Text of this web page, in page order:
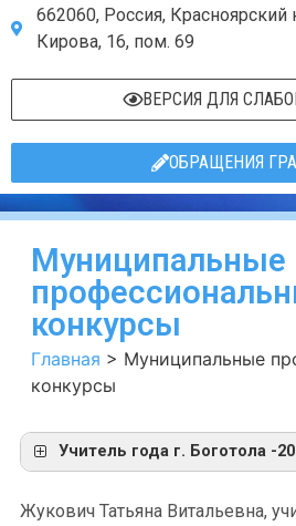
662060, Россия, Красноярский
Кирова, 16, пом. 69
ВЕРСИЯ ДЛЯ
ОБРАЩЕНИЯ
Муниципальные
конкурсы
Главная > Муниципальные
конкурсы
Учитель года г. Боготола -
Жукович Татьяна Витальевна,